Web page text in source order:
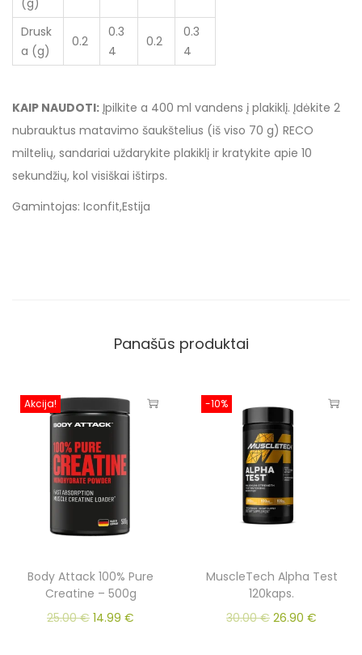
(g)
Drusk
a (g)
0.2
0.3
4
0.2
0.3
4
KAIP NAUDOTI: Įpilkite a 400 ml vandens į plakiklį. Įdėkite 2
nubrauktus matavimo šaukštelius (iš viso 70 g) RECO
miltelių, sandariai uždarykite plakiklį ir kratykite apie 10
sekundžių, kol visiškai ištirps.
Gamintojas: Iconfit,Estija
Panašūs produktai
Akcija!
Body Attack 100% Pure
Creatine – 500g
25.00€ 14.99 €
-10%
MuscleTech Alpha Test
120kaps.
30.00€ 26.90 €